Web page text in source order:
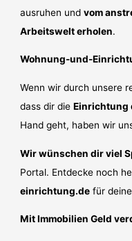
ausruhen undvom
Arbeitswelt erholen.
Wohnung-und-
Wenn wir durch unsere
dass dir dieEinrichtung
Hand geht, haben wir
Wir wünschen dir viel
Portal. Entdecke noch
einrichtung.de für
Mit Immobilien Geld